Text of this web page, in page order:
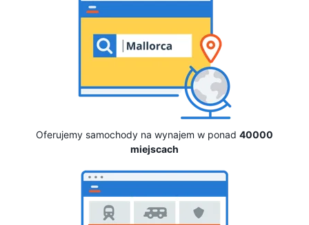
Oferujemy samochody na wynajem w ponad 40000
miejscach